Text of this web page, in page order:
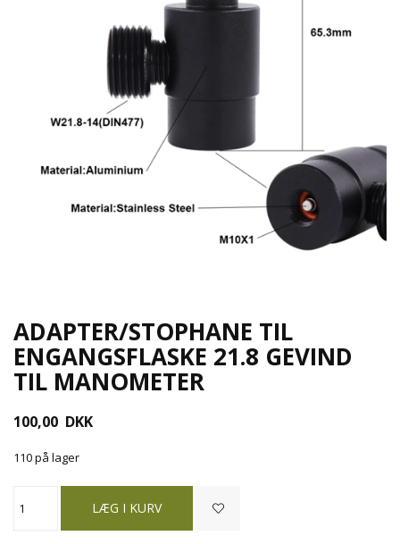
ADAPTER/STOPHANE TIL
ENGANGSFLASKE 21.8 GEVIND
TIL MANOMETER
100,00 DKK
110 på lager